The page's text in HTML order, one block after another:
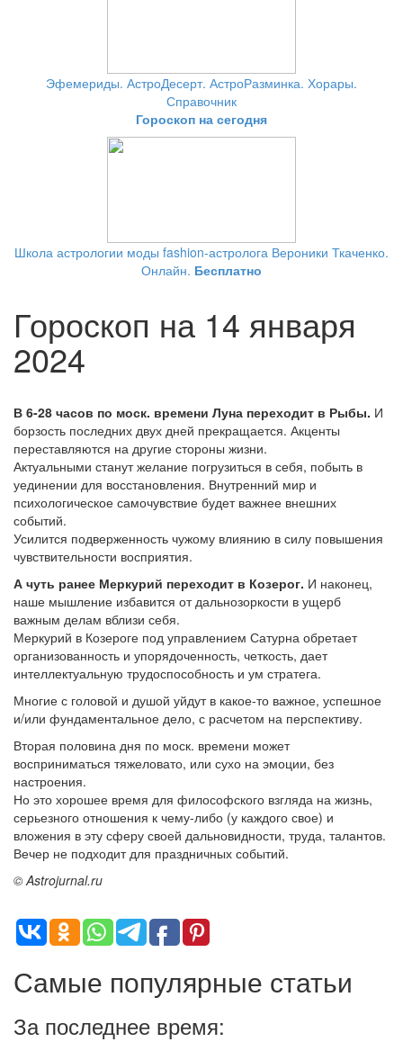
Эфемериды. АстроДесерт. АстроРазминка. Хорары.
Справочник
Гороскоп на сегодня
Школа астрологии моды fashion-астролога Вероники Ткаченко.
Онлайн. Бесплатно
Гороскоп на 14 января
2024
В 6-28 часов по моск. времени Луна переходит в Рыбы. И
борзость последних двух дней прекращается. Акценты
переставляются на другие стороны жизни.
Актуальными станут желание погрузиться в себя, побыть в
уединении для восстановления. Внутренний мир и
психологическое самочувствие будет важнее внешних
событий.
Усилится подверженность чужому влиянию в силу повышения
чувствительности восприятия.
А чуть ранее Меркурий переходит в Козерог. И наконец,
наше мышление избавится от дальнозоркости в ущерб
важным делам вблизи себя.
Меркурий в Козероге под управлением Сатурна обретает
организованность и упорядоченность, четкость, дает
интеллектуальную трудоспособность и ум стратега.
Многие с головой и душой уйдут в какое-то важное, успешное
и/или фундаментальное дело, с расчетом на перспективу.
Вторая половина дня по моск. времени может
восприниматься тяжеловато, или сухо на эмоции, без
настроения.
Но это хорошее время для философского взгляда на жизнь,
серьезного отношения к чему-либо (у каждого свое) и
вложения в эту сферу своей дальновидности, труда, талантов.
Вечер не подходит для праздничных событий.
© Astrojurnal.ru
Самые популярные статьи
За последнее время: